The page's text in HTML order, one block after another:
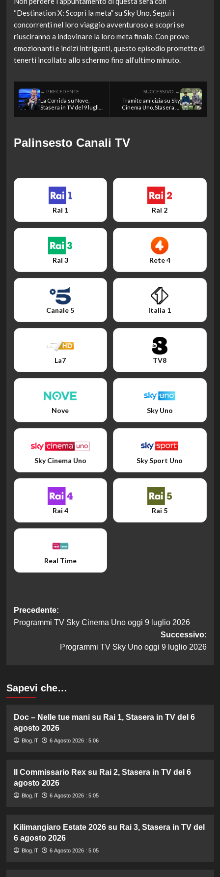
“Destination X: Scopri la meta” su Sky Uno. Segui i
concorrenti nel loro viaggio avventuroso e scopri se
riusciranno a indovinare la loro meta finale. Con prove
emozionanti e indizi intriganti, questo episodio promette di
tenerti incollato allo schermo fino all’ultimo minuto.
← PRECEDENTE
La Corrida su Nove,
Stasera in TV del 9 luglio
SUCCESSIVO →
Tramite amicizia su Sky
Cinema Uno, Stasera in
Palinsesto Canali TV
Rai 1 Rai 2
Rai 3 Rete 4
Canale 5 Italia 1
La7 TV8
Nove Sky Uno
Sky Cinema Uno Sky Sport Uno
Rai 4 Rai 5
Real Time
Navigazione
articolo
Precedente:
Programmi TV Sky Cinema Uno oggi 9 luglio 2026
Successivo:
Programmi TV Sky Uno oggi 9 luglio 2026
Sapevi che…
Doc – Nelle tue mani su Rai 1, Stasera in TV del 6
agosto 2026
Blog.IT 6 Agosto 2026 : 5:06
Il Commissario Rex su Rai 2, Stasera in TV del 6
agosto 2026
Blog.IT 6 Agosto 2026 : 5:05
Kilimangiaro Estate 2026 su Rai 3, Stasera in TV del
6 agosto 2026
Blog.IT 6 Agosto 2026 : 5:05